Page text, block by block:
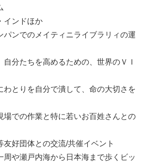
ンドほか
ンでのメイティニライブラリィの運
分たちを高めるための、世界のＶＩ
とりを自分で潰して、命の大切さを
場での作業と特に若いお百姓さんとの
友好団体との交流/共催イベント
周や瀬戸内海から日本海まで歩くビッ